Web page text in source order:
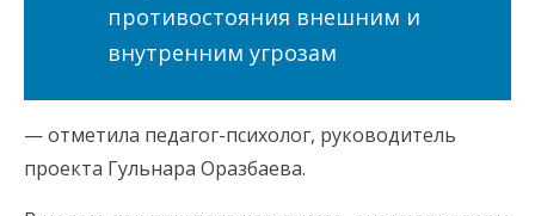
противостояния внешним и
внутренним угрозам
— отметила педагог-психолог, руководитель
проекта Гульнара Оразбаева.